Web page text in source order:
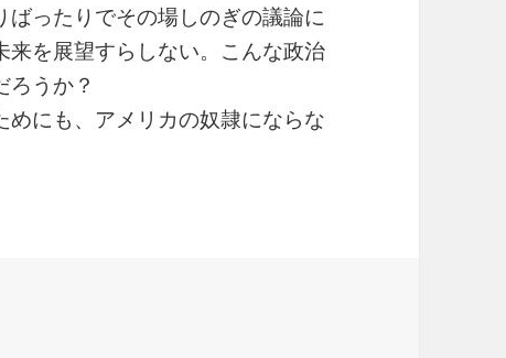
ったりでその場しのぎの議論に
を展望すらしない。こんな政治
ろうか？
にも、アメリカの奴隷にならな